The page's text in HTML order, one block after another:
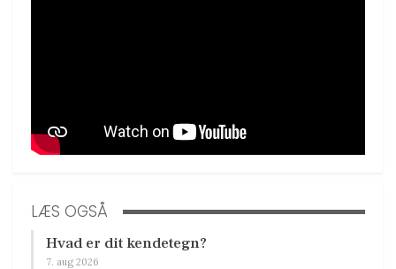
LÆS OGSÅ
Hvad er dit kendetegn?
7. aug 2026